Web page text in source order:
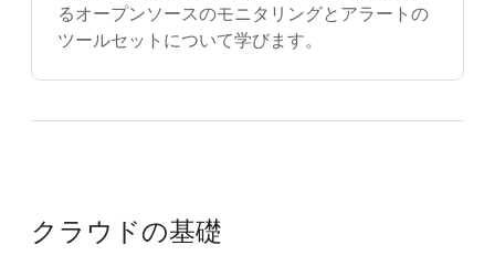
るオープンソースのモニタリングとアラートの
ツールセットについて学びます。
クラウドの基礎